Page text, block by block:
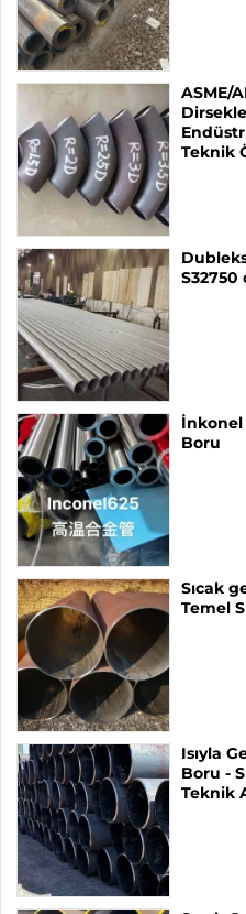
ASME/
Teknik
İnkonel
Boru
Sıcak
Temel
Isıyla
Boru -
Teknik